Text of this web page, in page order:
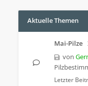
Aktuelle Themen
Mai-Pilze
von
Letzter